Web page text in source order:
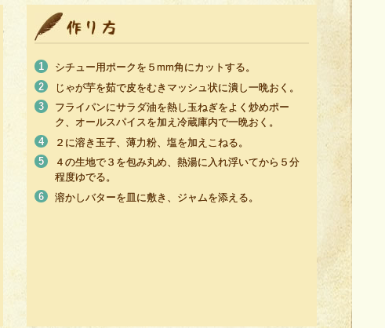
シチュー用ポークを５mm角にカットする。
じゃが芋を茹で皮をむきマッシュ状に潰し一晩おく。
フライパンにサラダ油を熱し玉ねぎをよく炒めポー
ク、オールスパイスを加え冷蔵庫内で一晩おく。
２に溶き玉子、薄力粉、塩を加えこねる。
４の生地で３を包み丸め、熱湯に入れ浮いてから５分
程度ゆでる。
溶かしバターを皿に敷き、ジャムを添える。